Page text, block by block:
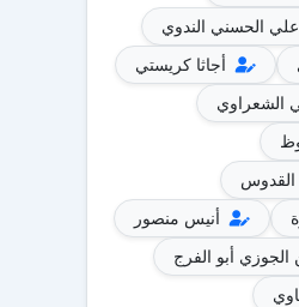
الحسني الندوي
أجاثا كريستي
الشعراوي
القدوس
أنيس منصور
أبو الفرج